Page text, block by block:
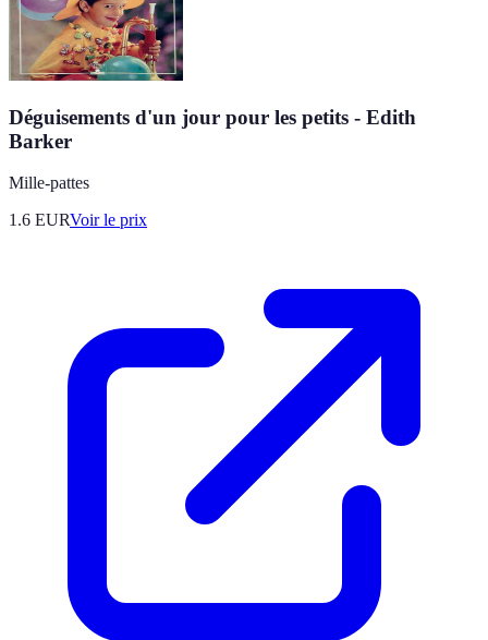
Déguisements d'un jour pour les petits - Edith
Barker
Mille-pattes
1.6 EURVoir le prix